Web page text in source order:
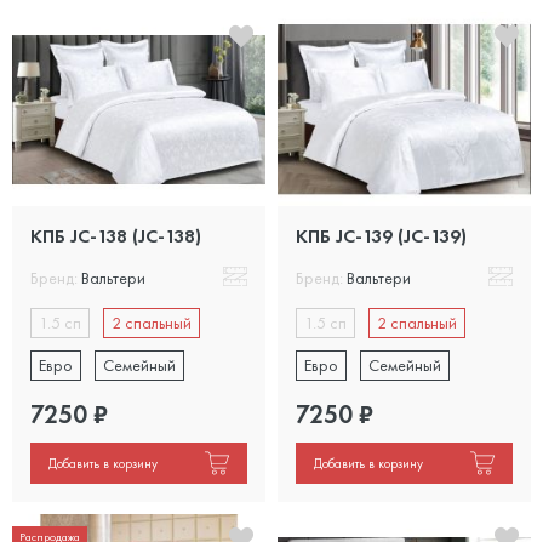
КПБ JC-138 (JC-138)
Бренд: Вальтери
1.5 сп
2 спальный
Евро
Семейный
7250₽
Добавить в корзину
КПБ JC-139 (JC-139)
Бренд: Вальтери
1.5 сп
2 спальный
Евро
Семейный
7250₽
Добавить в корзину
Распродажа